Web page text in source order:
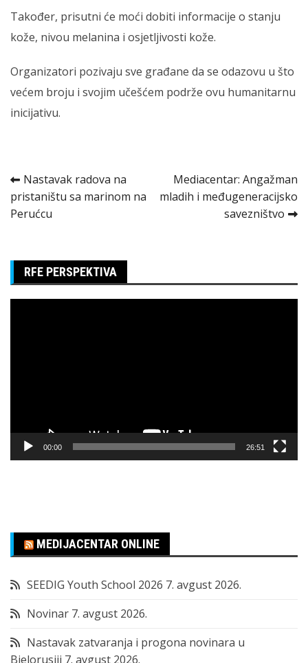
Također, prisutni će moći dobiti informacije o stanju
kože, nivou melanina i osjetljivosti kože.
Organizatori pozivaju sve građane da se odazovu u što
većem broju i svojim učešćem podrže ovu humanitarnu
inicijativu.
Kretanje
članka
Nastavak radova na
pristaništu sa marinom na
Perućcu
Mediacentar: Angažman
mladih i međugeneracijsko
savezništvo
RFE PERSPEKTIVA
00:00 26:51
MEDIJACENTAR ONLINE
SEEDIG Youth School 2026 7. avgust 2026.
Novinar 7. avgust 2026.
Nastavak zatvaranja i progona novinara u
Bjelorusiji 7. avgust 2026.